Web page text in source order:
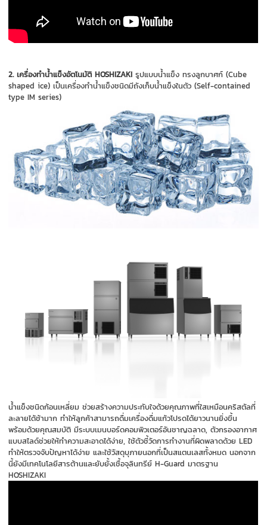
2.เครื่องทำน้ำแข็งอัตโนมัติ HOSHIZAKIรูปแบบน้ำแข็ง ทรงลูกบาศก์ (Cube
shaped ice) เป็นเครื่องทำน้ำแข็งชนิดมีถังเก็บน้ำแข็งในตัว (Self-contained
type IM series)
น้ำแข็งชนิดก้อนเหลี่ยม ช่วยสร้างความประทับใจด้วยคุณภาพที่ใสเหมือนคริสตัลที่
ละลายได้ช้ามาก ทำให้ลูกค้าสามารถดื่มเครื่องดื่มแก้วโปรดได้ยาวนานยิ่งขึ้น
พร้อมด้วยคุณสมบัติ มีระบบเมนบอร์ดคอมพิวเตอร์อันชาญฉลาด, ตัวกรองอากาศ
แบบสไลด์ช่วยให้ทำความสะอาดได้ง่าย, ใช้ตัวชี้วัดการทำงานที่ผิดพลาดด้วย LED
ทำให้ตรวจจับปัญหาได้ง่าย และใช้วัสดุบุภายนอกที่เป็นสแตนเลสทั้งหมด นอกจาก
นี้ยังมีเทคโนโลยีสารต้านและยับยั้งเชื้อจุลินทรีย์ H-Guard มาตรฐาน
HOSHIZAKI